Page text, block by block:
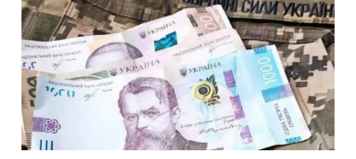
Гроші
Життя
Лайфстайл
ТехноНаука
Людина